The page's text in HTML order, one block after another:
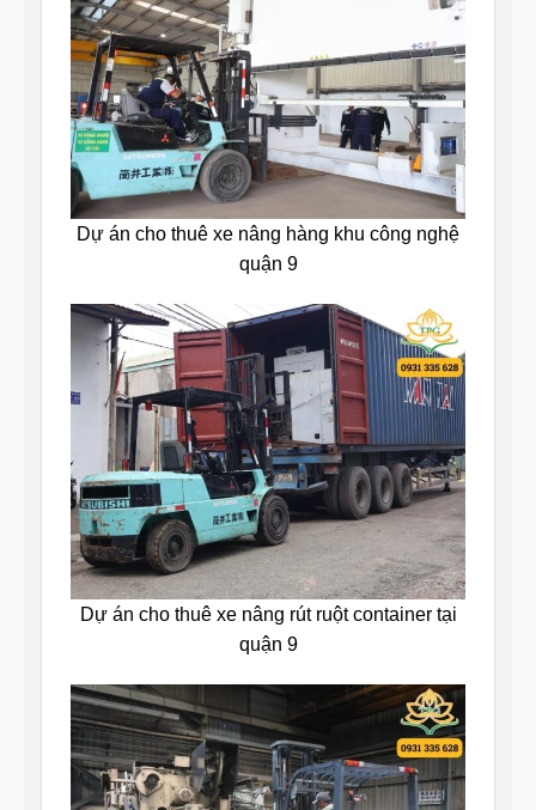
Dự án cho thuê xe nâng hàng khu công nghệ
quận 9
Dự án cho thuê xe nâng rút ruột container tại
quận 9